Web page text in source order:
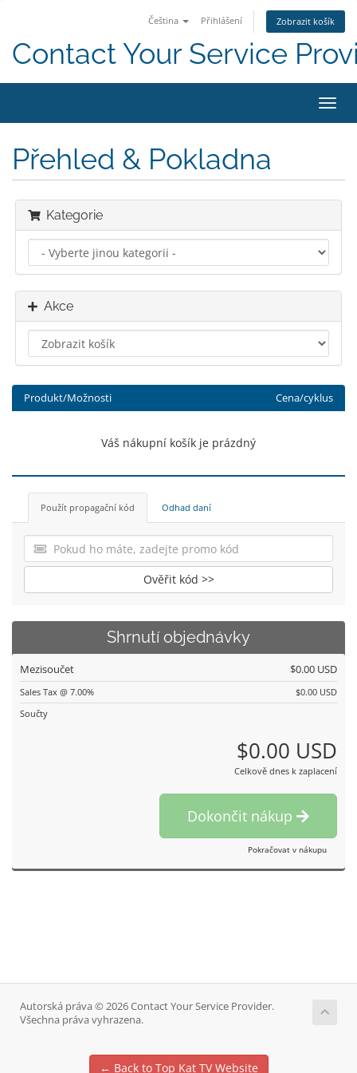
Čeština Přihlášení Zobrazit košík
Contact Your Service
Přehled & Pokladna
Kategorie
Akce
Produkt/Možnosti Cena/cyklus
Váš nákupní košík je prázdný
Použít propagační kód Odhad daní
Ověřit kód >>
Shrnutí objednávky
Mezisoučet $0.00 USD
Sales Tax @ 7.00%
$0.00 USD
Součty
$0.00 USD
Celkově dnes k zaplacení
Dokončit nákup
Pokračovat v nákupu
Autorská práva © 2026 Contact Your Service Provider.
Všechna práva vyhrazena.
← Back to Top Kat TV Website